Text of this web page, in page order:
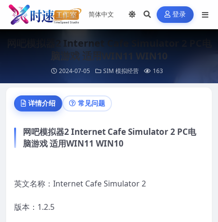
登录
网吧模拟器2 Internet Cafe Simulator 2 PC电
脑游戏 适用WIN11 WIN10
2024-07-05 SIM 模拟经营 163
详情介绍 常见问题
网吧模拟器2 Internet Cafe Simulator 2 PC电
脑游戏 适用WIN11 WIN10
英文名称：Internet Cafe Simulator 2
版本：1.2.5